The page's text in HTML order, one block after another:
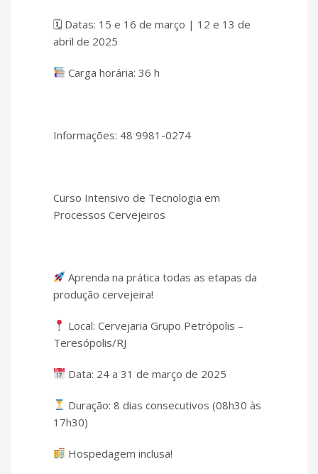
🗓 Datas: 15 e 16 de março | 12 e 13 de
abril de 2025
Carga horária: 36 h
Informações: 48 9981-0274
Curso Intensivo de Tecnologia em
Processos Cervejeiros
Aprenda na prática todas as etapas da
produção cervejeira!
Local: Cervejaria Grupo Petrópolis –
Teresópolis/RJ
Data: 24 a 31 de março de 2025
Duração: 8 dias consecutivos (08h30 às
17h30)
Hospedagem inclusa!